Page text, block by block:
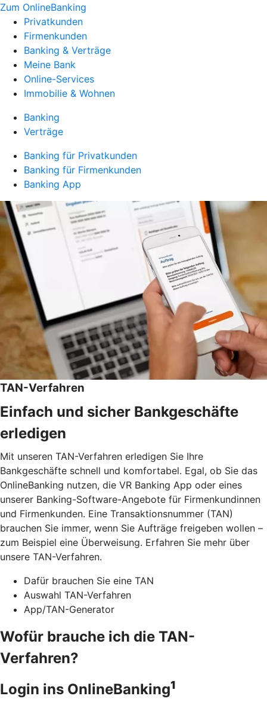
Zum OnlineBanking
Privatkunden
Firmenkunden
Banking & Verträge
Meine Bank
Online-Services
Immobilie & Wohnen
Banking
Verträge
Banking für Privatkunden
Banking für Firmenkunden
Banking App
TAN-Verfahren
Einfach und sicher Bankgeschäfte
erledigen
Mit unseren TAN-Verfahren erledigen Sie Ihre
Bankgeschäfte schnell und komfortabel. Egal, ob Sie das
OnlineBanking nutzen, die VR Banking App oder eines
unserer Banking-Software-Angebote für Firmenkundinnen
und Firmenkunden. Eine Transaktionsnummer (TAN)
brauchen Sie immer, wenn Sie Aufträge freigeben wollen –
zum Beispiel eine Überweisung. Erfahren Sie mehr über
unsere TAN-Verfahren.
Dafür brauchen Sie eine TAN
Auswahl TAN-Verfahren
App/TAN-Generator
Wofür brauche ich die TAN-
Verfahren?
Login ins OnlineBanking1